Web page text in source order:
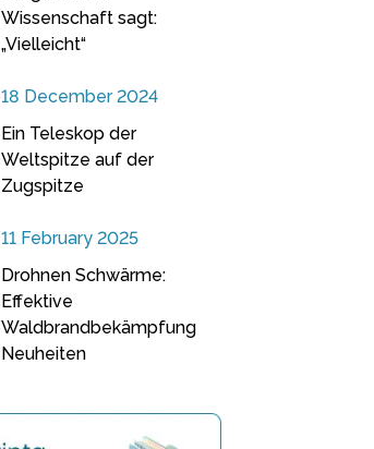
Wissenschaft sagt:
„Vielleicht“
18 December 2024
Ein Teleskop der
Weltspitze auf der
Zugspitze
11 February 2025
Drohnen Schwärme:
Effektive
Waldbrandbekämpfung
Neuheiten